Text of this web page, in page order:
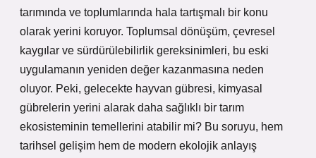
tarımında ve toplumlarında hala tartışmalı bir konu
olarak yerini koruyor. Toplumsal dönüşüm, çevresel
kaygılar ve sürdürülebilirlik gereksinimleri, bu eski
uygulamanın yeniden değer kazanmasına neden
oluyor. Peki, gelecekte hayvan gübresi, kimyasal
gübrelerin yerini alarak daha sağlıklı bir tarım
ekosisteminin temellerini atabilir mi? Bu soruyu, hem
tarihsel gelişim hem de modern ekolojik anlayış